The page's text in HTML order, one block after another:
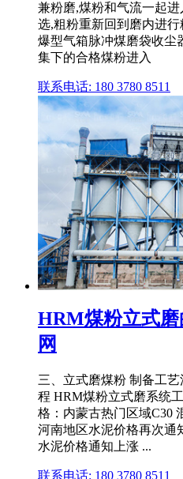
兼粉磨,煤粉和气流一起
选,粗粉重新回到磨内进
爆型气箱脉冲煤磨袋收尘
集下的合格煤粉进入
联系电话: 180 3780 8511
HRM煤粉立式
网
三、立式磨煤粉 制备工
程 HRM煤粉立式磨系统
格：内蒙古热门区域C30
河南地区水泥价格再次通
水泥价格通知上涨 ...
联系电话: 180 3780 8511